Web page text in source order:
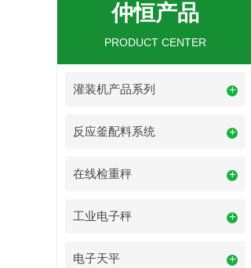
仲恒产品
PRODUCT CENTER
灌装机产品系列 +
反应釜配料系统 +
在线检重秤 +
工业电子秤 +
电子天平 +